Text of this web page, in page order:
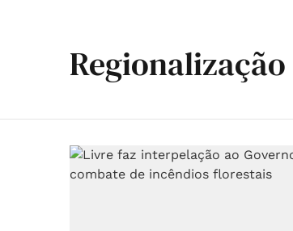
Regionalização